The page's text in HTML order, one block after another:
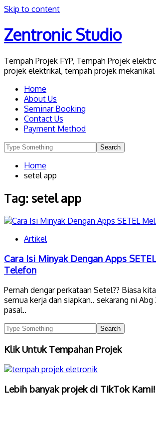
Skip to content
Zentronic Studio
Tempah Projek FYP, Tempah Projek
projek elektrikal, tempah projek mekanikal
Home
About Us
Seminar Booking
Contact Us
Payment Method
Home
setel app
Tag: setel app
Artikel
Cara Isi Minyak Dengan Apps
Telefon
Pernah dengar perkataan Setel?? Biasa
semua kerja dan siapkan.. sekarang ni
pasal..
Klik Untuk Tempahan Projek
Lebih banyak projek di TikTok Kami!